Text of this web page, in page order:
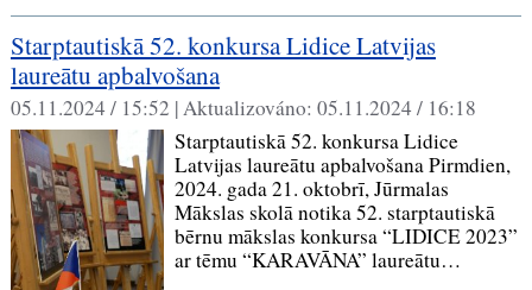
Starptautiskā 52. konkursa Lidice Latvijas
laureātu apbalvošana
05.11.2024 / 15:52 |Aktualizováno: 05.11.2024 / 16:18
Starptautiskā 52. konkursa Lidice
Latvijas laureātu apbalvošana Pirmdien,
2024. gada 21. oktobrī, Jūrmalas
Mākslas skolā notika 52. starptautiskā
bērnu mākslas konkursa “LIDICE 2023”
ar tēmu “KARAVĀNA” laureātu…